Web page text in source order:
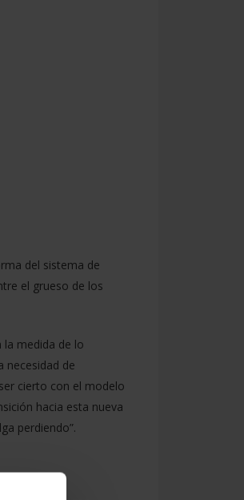
del sistema de
el grueso de los
medida de lo
necesidad de
cierto con el modelo
hacia esta nueva
perdiendo”.